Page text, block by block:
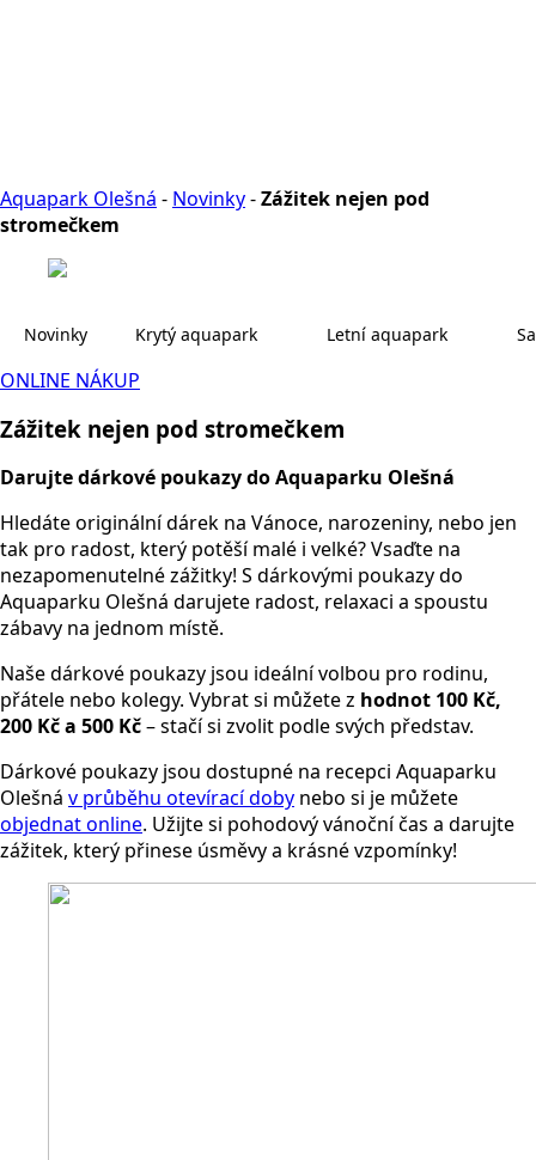
Aquapark Olešná - Novinky-Zážitek nejen pod
stromečkem
Novinky Krytý aquapark Letní aquapark
ONLINE NÁKUP
Zážitek nejen pod stromečkem
Darujte dárkové poukazy do Aquaparku Olešná
Hledáte originální dárek na Vánoce, narozeniny, nebo jen
tak pro radost, který potěší malé i velké? Vsaďte na
nezapomenutelné zážitky! S dárkovými poukazy do
Aquaparku Olešná darujete radost, relaxaci a spoustu
zábavy na jednom místě.
Naše dárkové poukazy jsou ideální volbou pro rodinu,
přátele nebo kolegy. Vybrat si můžete z hodnot 100 Kč,
200 Kč a 500 Kč– stačí si zvolit podle svých představ.
Dárkové poukazy jsou dostupné na recepci Aquaparku
Olešná v průběhu otevírací doby nebo si je můžete
objednat online. Užijte si pohodový vánoční čas a darujte
zážitek, který přinese úsměvy a krásné vzpomínky!